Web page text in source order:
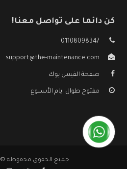
كن دائما على تواصل معنا!
01108098347
support@the-maintenance.com
صفحة الفيس بوك
مفتوح طوال ايام الأسبوع
جميع الحقوق محفوظه ©